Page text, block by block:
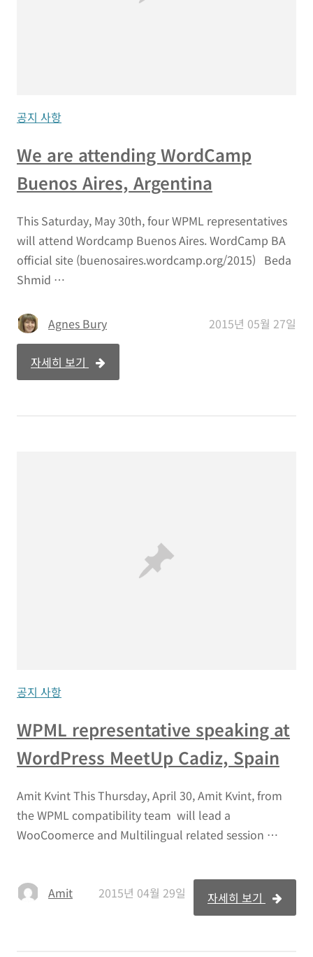
공지 사항
We are attending WordCamp
Buenos Aires, Argentina
This Saturday, May 30th, four WPML representatives
will attend Wordcamp Buenos Aires. WordCamp BA
official site (buenosaires.wordcamp.org/2015) Beda
Shmid …
Agnes Bury 2015년 05월 27일
자세히 보기
공지 사항
WPML representative speaking at
WordPress MeetUp Cadiz, Spain
Amit Kvint This Thursday, April 30, Amit Kvint, from
the WPML compatibility team will lead a
WooCoomerce and Multilingual related session …
Amit 2015년 04월 29일 자세히 보기